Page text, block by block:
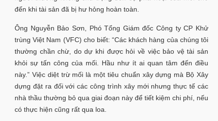
đến khi tài sản đã bị hư hỏng hoàn toàn.
Ông Nguyễn Bảo Sơn, Phó Tổng Giám đốc Công ty CP Khử
trùng Việt Nam (VFC) cho biết: “Các khách hàng của chúng tôi
thường chần chừ, do dự khi được hỏi về việc bảo vệ tài sản
khỏi sự tấn công của mối. Hầu như ít ai quan tâm đến điều
này.” Việc diệt trừ mối là một tiêu chuẩn xây dựng mà Bộ Xây
dựng đặt ra đối với các công trình xây mới nhưng thực tế các
nhà thầu thường bỏ qua giai đoạn này để tiết kiệm chi phí, nếu
có thực hiện cũng rất qua loa.